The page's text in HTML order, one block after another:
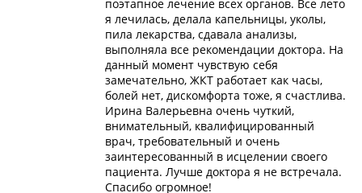
поэтапное лечение всех органов. Все лето
я лечилась, делала капельницы, уколы,
пила лекарства, сдавала анализы,
выполняла все рекомендации доктора. На
данный момент чувствую себя
замечательно, ЖКТ работает как часы,
болей нет, дискомфорта тоже, я счастлива.
Ирина Валерьевна очень чуткий,
внимательный, квалифицированный
врач, требовательный и очень
заинтересованный в исцелении своего
пациента. Лучше доктора я не встречала.
Спасибо огромное!